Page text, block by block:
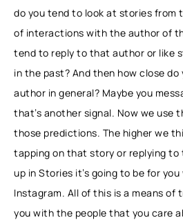
do you tend to look at stories from
of interactions with the author of
tend to reply to that author or like
in the past? And then how close
author in general? Maybe you
that’s another signal. Now we use
those predictions. The higher we
tapping on that story or replying
up in Stories it’s going to be for
Instagram. All of this is a means of
you with the people that you care